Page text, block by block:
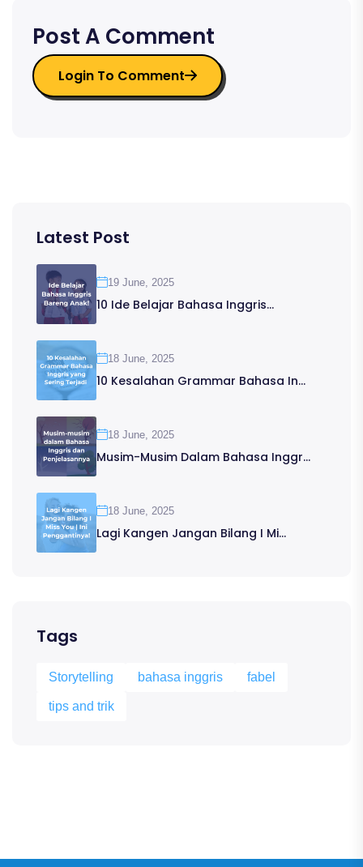
Post A Comment
Login To Comment
Latest Post
19 June, 2025
10 Ide Belajar Bahasa Inggris...
18 June, 2025
10 Kesalahan Grammar Bahasa In...
18 June, 2025
Musim-Musim Dalam Bahasa Inggr...
18 June, 2025
Lagi Kangen Jangan Bilang I Mi...
Tags
Storytelling bahasa inggris fabel
tips and trik